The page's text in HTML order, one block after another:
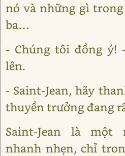
nó và những gì
ba…
- Chúng tôi đồng ý!
lên.
- Saint-Jean, hãy
thuyền trưởng đang
Saint-Jean là
nhanh nhẹn, chỉ